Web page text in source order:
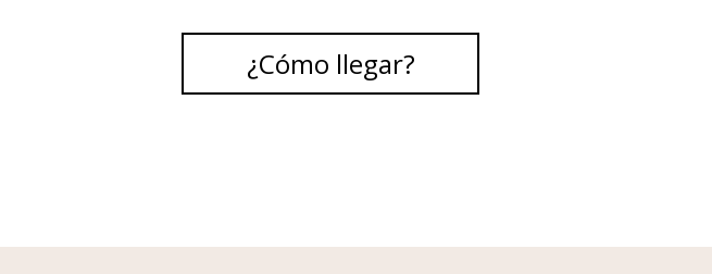
¿Cómo llegar?